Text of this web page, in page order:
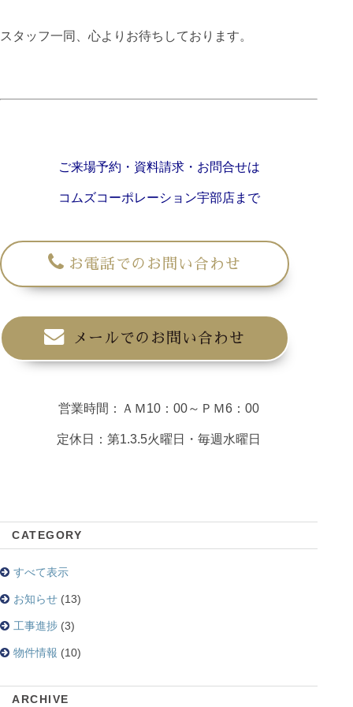
スタッフ一同、心よりお待ちしております。
ご来場予約・資料請求・お問合せは
コムズコーポレーション宇部店まで
お電話でのお問い合わせ
メールでのお問い合わせ
営業時間：ＡＭ10：00～ＰＭ6：00
定休日：第1.3.5火曜日・毎週水曜日
CATEGORY
すべて表示
お知らせ (13)
工事進捗 (3)
物件情報 (10)
ARCHIVE